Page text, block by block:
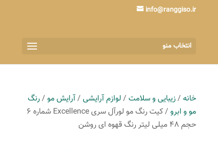
info@ranggiso.ir
انتخاب منو
خانه/زیبایی و سلامت/ لوازم آرایشی/آرایش مو/رنگ
مو و ابرو
/ کیت رنگ مو لورآل سری Excellence شماره 6
حجم 48 میلی لیتر رنگ قهوه ای روشن